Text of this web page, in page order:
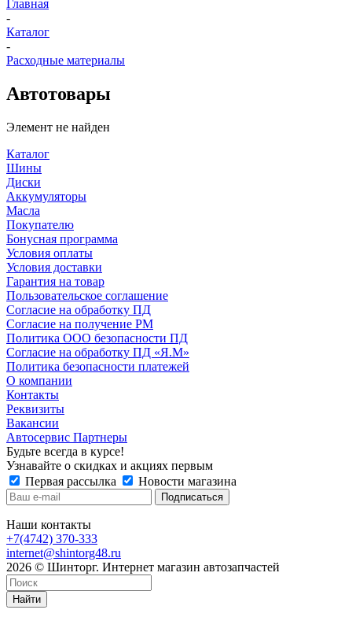
Главная
-
Каталог
-
Расходные материалы
Автотовары
Элемент не найден
Каталог
Шины
Диски
Аккумуляторы
Масла
Покупателю
Бонусная программа
Условия оплаты
Условия доставки
Гарантия на товар
Пользовательское соглашение
Согласие на обработку ПД
Согласие на получение РМ
Политика ООО безопасности ПД
Согласие на обработку ПД «Я.М»
Политика безопасности платежей
О компании
Контакты
Реквизиты
Вакансии
Автосервис Партнеры
Будьте всегда в курсе!
Узнавайте о скидках и акциях первым
Первая рассылка
Новости магазина
Наши контакты
+7(4742) 370-333
internet@shintorg48.ru
2026 © Шинторг. Интернет магазин автозапчастей
Найти